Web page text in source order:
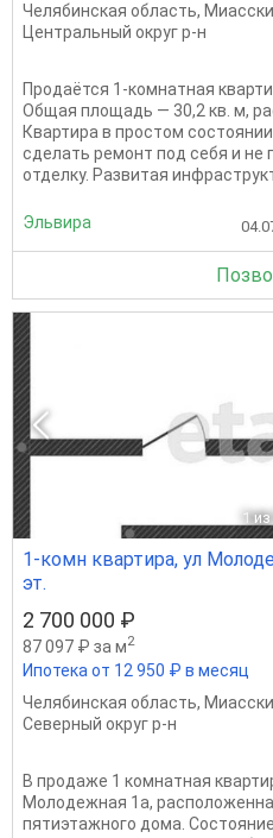
Челябинская область,
Центральный округ р-н
Продаётся 1‑комнатная
Общая площадь — 30,2 кв. м,
Квартира в простом
сделать ремонт под себя и не
отделку. Развитая
Эльвира
1 из
1-комн квартира, ул
эт.
2 700 000 ₽
87 097 ₽ за м2
Ипотека от 12 950 ₽ в месяц
Челябинская область,
Северный округ р-н
В продаже 1 комнатная
Молодежная 1а,
пятиэтажного дома.